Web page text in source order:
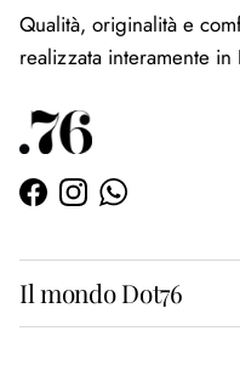
Qualità, originalità e
realizzata interamente
Facebook
InstagramWhatsApp
Il mondo Dot76